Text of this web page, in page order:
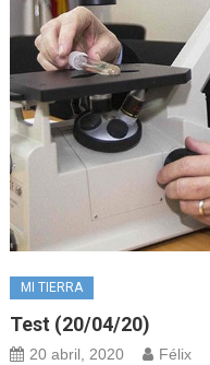
MI TIERRA
Test (20/04/20)
20 abril, 2020 Félix